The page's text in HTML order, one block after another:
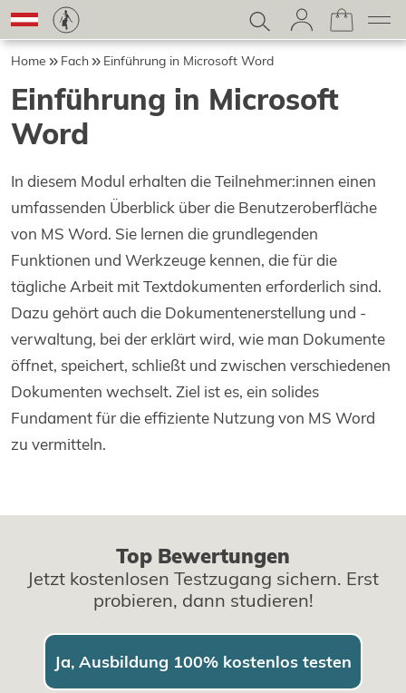
Home Fach Einführung in Microsoft Word
Einführung in Microsoft
Word
In diesem Modul erhalten die Teilnehmer:innen einen
umfassenden Überblick über die Benutzeroberfläche
von MS Word. Sie lernen die grundlegenden
Funktionen und Werkzeuge kennen, die für die
tägliche Arbeit mit Textdokumenten erforderlich sind.
Dazu gehört auch die Dokumentenerstellung und -
verwaltung, bei der erklärt wird, wie man Dokumente
öffnet, speichert, schließt und zwischen verschiedenen
Dokumenten wechselt. Ziel ist es, ein solides
Fundament für die effiziente Nutzung von MS Word
zu vermitteln.
Top Bewertungen
Jetzt kostenlosen Testzugang sichern. Erst
probieren, dann studieren!
Ja, Ausbildung 100% kostenlos testen